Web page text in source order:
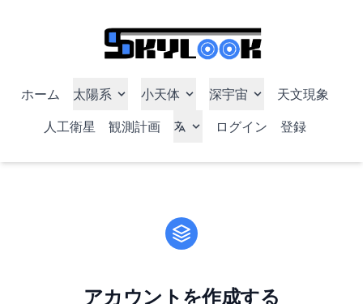
ホーム 太陽系 小天体 深宇宙
天文現象
人工衛星
観測計画 ログイン 登録
アカウントを作成する